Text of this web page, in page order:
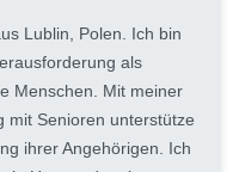
Lublin, Polen. Ich bin
als
Menschen. Mit meiner
mit Senioren unterstütze
ihrer Angehörigen. Ich